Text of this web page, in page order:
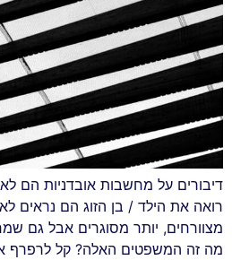
דיבורים על מחשבות אובדניות הם
רואה את הילד / בן הזוג הם נראים
מצוורחים, יותר מסוגרים אבל גם
מה זה המשפטים האלה? קל לרפרף